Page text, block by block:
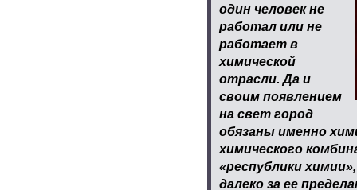
один человек не
работал или не
работает в
химической
отрасли. Да и
своим появлением
на свет город
обязаны именно
химического
«республики
далеко за ее